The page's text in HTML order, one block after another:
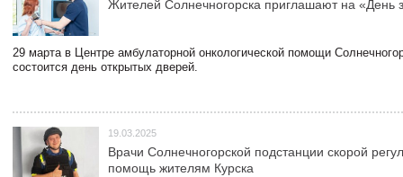
Жителей Солнечногорска приглашают на «День
29 марта в Центре амбулаторной онкологической помощи
состоится день открытых дверей.
19.03.2025
Врачи Солнечногорской подстанции скорой
помощь жителям Курска